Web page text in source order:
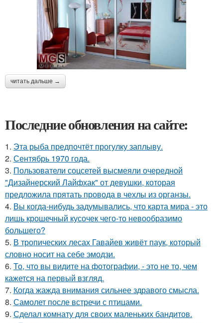
читать дальше →
Последние обновления на сайте:
1. Эта рыба предпочтёт прогулку заплыву.
2. Сентябрь 1970 года.
3. Пользователи соцсетей высмеяли очередной
"Дизайнерский Лайфхак" от девушки, которая
предложила прятать провода в чехлы из органзы.
4. Вы когда-нибудь задумывались, что карта мира - это
лишь крошечный кусочек чего-то невообразимо
большего?
5. В тропических лесах Гавайев живёт паук, который
словно носит на себе эмодзи.
6. То, что вы видите на фотографии, - это не то, чем
кажется на первый взгляд.
7. Когда жажда внимания сильнее здравого смысла.
8. Самолет после встречи с птицами.
9. Сделал комнату для своих маленьких бандитов.